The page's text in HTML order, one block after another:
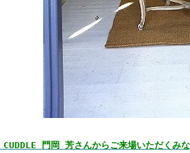
CUDDLE 門岡 芳さんからご来場いただくみ